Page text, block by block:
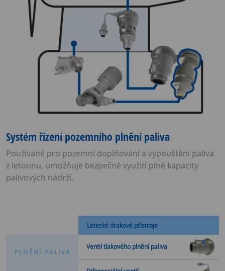
Systém řízení pozemního plnění paliva
Používané pro pozemní doplňování a vypouštění paliva
z letounu, umožňuje bezpečné využití plné kapacity
palivových nádrží.
Letecké drakové přístroje
P LN Ě N Í PAL IVA
Ventil tlakového plnění paliva